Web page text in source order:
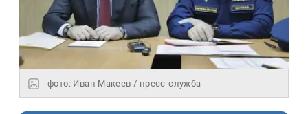
фото: Иван Макеев / пресс-служба